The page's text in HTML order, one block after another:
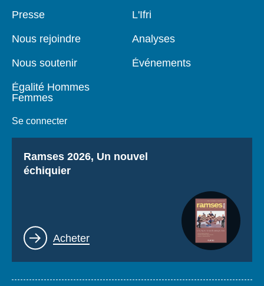
Pied
Presse
Nous rejoindre
Nous soutenir
Égalité Hommes
Femmes
Se connecter
Navigation
L'Ifri
Analyses
Événements
Titre
Ramses 2026, Un nouvel
échiquier
Lien
Acheter